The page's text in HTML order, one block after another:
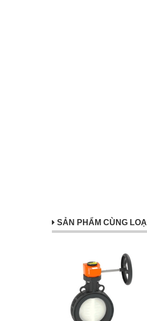
SẢN PHẨM CÙNG LOẠI